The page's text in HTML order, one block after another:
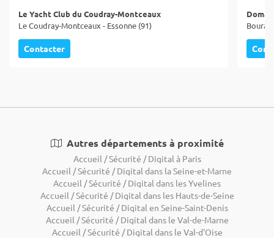
Le Yacht Club du Coudray-Montceaux
Le Coudray-Montceaux - Essonne (91)
Contacter
Autres départements à proximité
Accueil / Sécurité / Digital à Paris
Accueil / Sécurité / Digital dans la Seine-et-Marne
Accueil / Sécurité / Digital dans les Yvelines
Accueil / Sécurité / Digital dans les Hauts-de-Seine
Accueil / Sécurité / Digital en Seine-Saint-Denis
Accueil / Sécurité / Digital dans le Val-de-Marne
Accueil / Sécurité / Digital dans le Val-d'Oise